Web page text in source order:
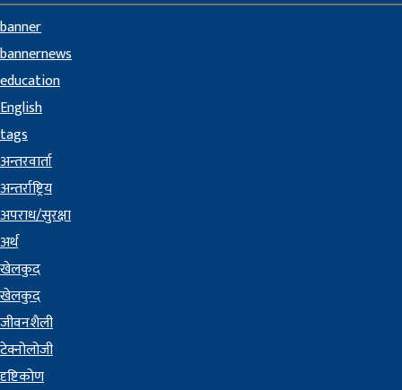
banner
bannernews
education
English
tags
अन्तरवार्ता
अन्तर्राष्ट्रिय
अपराध/सुरक्षा
अर्थ
खेलकुद
खेलकुद
जीवनशैली
टेक्नोलोजी
दृष्टिकोण